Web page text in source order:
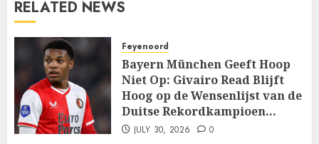
RELATED NEWS
Feyenoord
Bayern München Geeft Hoop
Niet Op: Givairo Read Blijft
Hoog op de Wensenlijst van de
Duitse Rekordkampioen…
JULY 30, 2026 0